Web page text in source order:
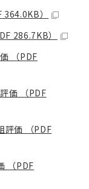
）
286.7KB）
（PDF
価 （PDF
評価 （PDF
（PDF